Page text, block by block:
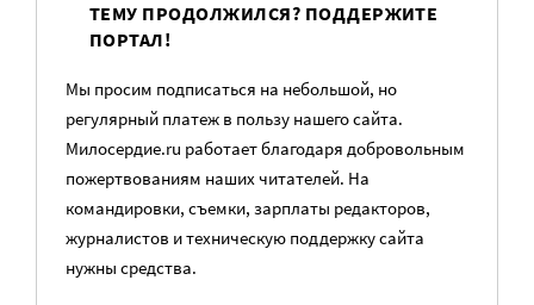
ТЕМУ ПРОДОЛЖИЛСЯ? ПОДДЕРЖИТЕ
ПОРТАЛ!
Мы просим подписаться на небольшой, но
регулярный платеж в пользу нашего сайта.
Милосердие.ru работает благодаря добровольным
пожертвованиям наших читателей. На
командировки, съемки, зарплаты редакторов,
журналистов и техническую поддержку сайта
нужны средства.